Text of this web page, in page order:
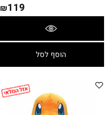
₪119
הוסף לסל